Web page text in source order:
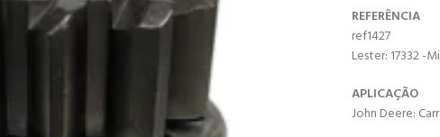
REFERÊNCIA
ref1427
Lester: 17332 -
APLICAÇÃO
John Deere: